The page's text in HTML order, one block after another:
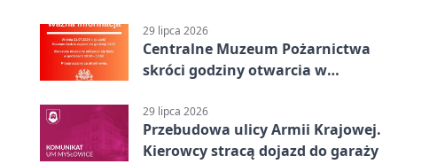
29 lipca 2026
Centralne Muzeum Pożarnictwa
skróci godziny otwarcia w
29 lipca 2026
Przebudowa ulicy Armii Krajowej.
Kierowcy stracą dojazd do garaży